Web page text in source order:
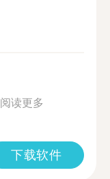
阅读更多
下载软件